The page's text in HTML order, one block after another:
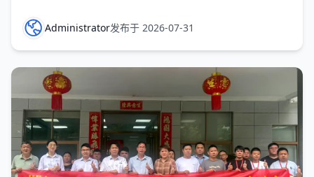
的关键一环，此次合作标志着公司从“经验驱动”向“数
据驱动”迈出了实质性一步，也意味着河北方通的数字
Administrator发布于 2026-07-31